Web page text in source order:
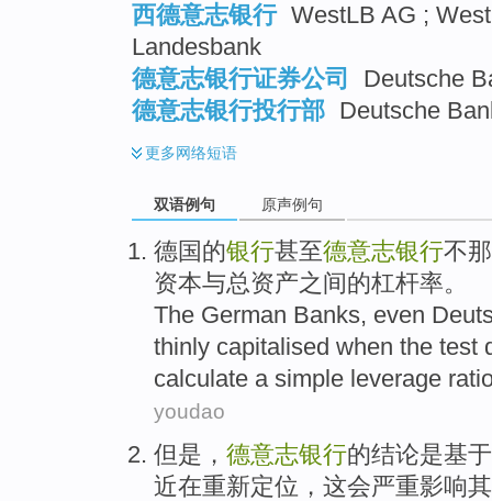
西德意志银行 WestLB AG ;
Landesbank
德意志银行证券公司
Deutsche
德意志银行投行部 Deutsche
更多网络短语
双语例句 原声例句
德国的银行甚至德意志银行不
资本与总资产之间的杠杆率。
The German Banks, even
thinly capitalised when the test
calculate a simple leverage
youdao
但是 ， 德意志银行的结论是基于
近在重新定位 ，这会严重影响